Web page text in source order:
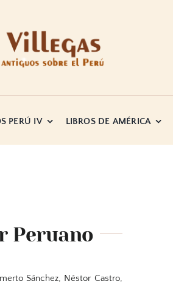
PERÚ IV LIBROS DE AMÉRICA
Peruano
Sánchez, Néstor Castro,